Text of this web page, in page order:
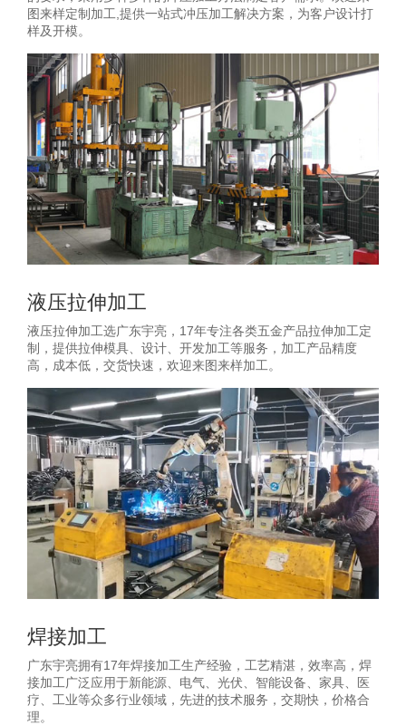
图来样定制加工,提供一站式冲压加工解决方案，为客户设计打
样及开模。
液压拉伸加工
液压拉伸加工选广东宇亮，17年专注各类五金产品拉伸加工定
制，提供拉伸模具、设计、开发加工等服务，加工产品精度
高，成本低，交货快速，欢迎来图来样加工。
焊接加工
广东宇亮拥有17年焊接加工生产经验，工艺精湛，效率高，焊
接加工广泛应用于新能源、电气、光伏、智能设备、家具、医
疗、工业等众多行业领域，先进的技术服务，交期快，价格合
理。